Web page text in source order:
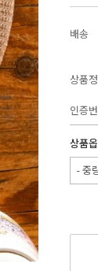
배송
상품
인증
상품
- 중